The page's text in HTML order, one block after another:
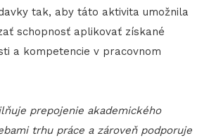
tak, aby táto aktivita umožnila
schopnosť aplikovať získané
a kompetencie v pracovnom
prepojenie akademického
trhu práce a zároveň podporuje